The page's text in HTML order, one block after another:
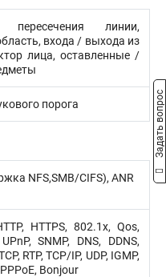
пересечения линии,
входа / выхода из
лица, оставленные /
порога
NFS,SMB/CIFS), ANR
HTTPS, 802.1x, Qos,
SNMP, DNS, DDNS,
RTP, TCP/IP, UDP, IGMP,
PPPoE, Bonjour
Задать вопрос